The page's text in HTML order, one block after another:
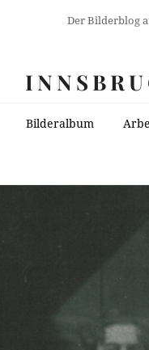
Der Bilderblog
Bilderalbum